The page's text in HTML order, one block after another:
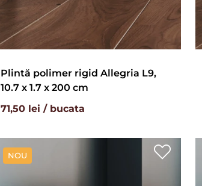
Plintă polimer rigid Allegria L9,
10.7 x 1.7 x 200 cm
71,50 lei / bucata
NOU